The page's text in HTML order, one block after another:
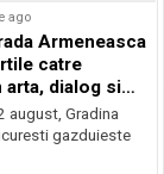
ago
Armeneasca
catre
arta, dialog si
31 iulie si 2
Botanica din
august, Gradina
gazduieste